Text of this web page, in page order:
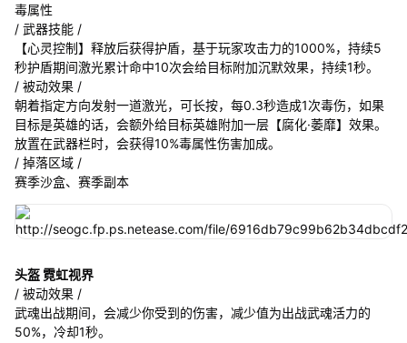
毒属性
/ 武器技能 /
【心灵控制】释放后获得护盾，基于玩家攻击力的1000%，持续5
秒护盾期间激光累计命中10次会给目标附加沉默效果，持续1秒。
/ 被动效果 /
朝着指定方向发射一道激光，可长按，每0.3秒造成1次毒伤，如果
目标是英雄的话，会额外给目标英雄附加一层【腐化·萎靡】效果。
放置在武器栏时，会获得10%毒属性伤害加成。
/ 掉落区域 /
赛季沙盒、赛季副本
头盔 霓虹视界
/ 被动效果 /
武魂出战期间，会减少你受到的伤害，减少值为出战武魂活力的
50%，冷却1秒。